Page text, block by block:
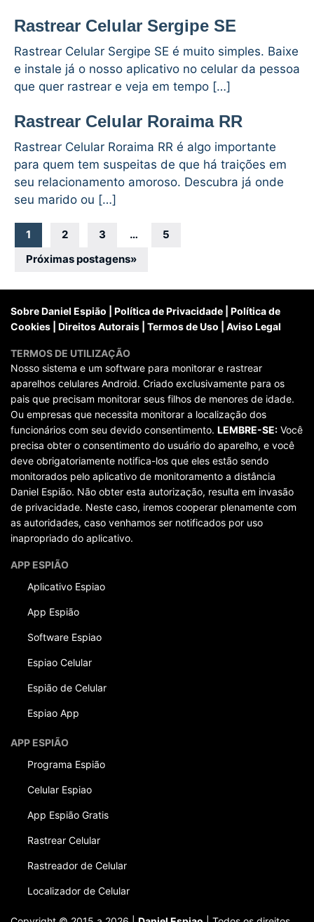
Rastrear Celular Sergipe SE
Rastrear Celular Sergipe SE é muito simples. Baixe
e instale já o nosso aplicativo no celular da pessoa
que quer rastrear e veja em tempo […]
Rastrear Celular Roraima RR
Rastrear Celular Roraima RR é algo importante
para quem tem suspeitas de que há traições em
seu relacionamento amoroso. Descubra já onde
seu marido ou […]
Navegação
por
posts
1 2 3 …
5
Próximas postagens»
Sobre Daniel Espião Política de Privacidade
Política de
Cookies
Direitos Autorais Termos de Uso Aviso Legal
TERMOS DE UTILIZAÇÃO
Nosso sistema e um software para monitorar e rastrear
aparelhos celulares Android. Criado exclusivamente para os
pais que precisam monitorar seus filhos de menores de idade.
Ou empresas que necessita monitorar a localização dos
funcionários com seu devido consentimento. LEMBRE-SE: Você
precisa obter o consentimento do usuário do aparelho, e você
deve obrigatoriamente notifica-los que eles estão sendo
monitorados pelo aplicativo de monitoramento a distância
Daniel Espião. Não obter esta autorização, resulta em invasão
de privacidade. Neste caso, iremos cooperar plenamente com
as autoridades, caso venhamos ser notificados por uso
inapropriado do aplicativo.
APP ESPIÃO
Aplicativo Espiao
App Espião
Software Espiao
Espiao Celular
Espião de Celular
Espiao App
APP ESPIÃO
Programa Espião
Celular Espiao
App Espião Gratis
Rastrear Celular
Rastreador de Celular
Localizador de Celular